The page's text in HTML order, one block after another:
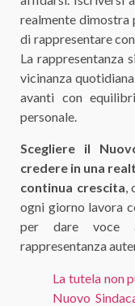
realmente dimostra
di rappresentare
La rappresentanza
vicinanza
avanti con
personale.
Scegliere il
credere in una
continua crescita,
ogni giorno lavora
per dare voce
rappresentanza
La tutela non
Nuovo